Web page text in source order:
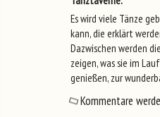
Es wird viele Tänze
kann, die erklärt
Dazwischen werden
zeigen, was sie im
genießen, zur
Kommentare